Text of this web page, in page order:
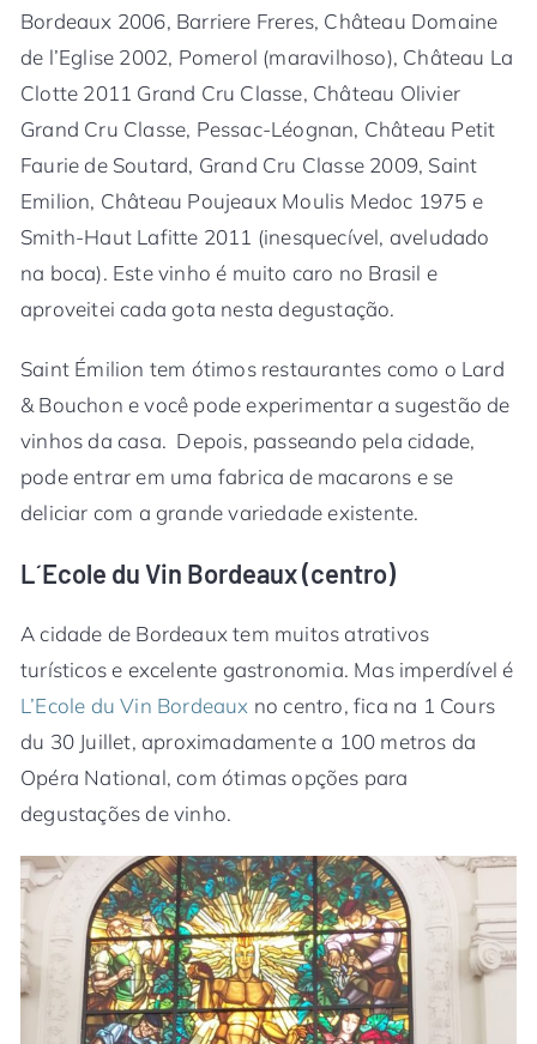
Bordeaux 2006, Barriere Freres, Château Domaine
de l’Eglise 2002, Pomerol (maravilhoso), Château La
Clotte 2011 Grand Cru Classe, Château Olivier
Grand Cru Classe, Pessac-Léognan, Château Petit
Faurie de Soutard, Grand Cru Classe 2009, Saint
Emilion, Château Poujeaux Moulis Medoc 1975 e
Smith-Haut Lafitte 2011 (inesquecível, aveludado
na boca). Este vinho é muito caro no Brasil e
aproveitei cada gota nesta degustação.
Saint Émilion tem ótimos restaurantes como o Lard
& Bouchon e você pode experimentar a sugestão de
vinhos da casa. Depois, passeando pela cidade,
pode entrar em uma fabrica de macarons e se
deliciar com a grande variedade existente.
L´Ecole du Vin Bordeaux (centro)
A cidade de Bordeaux tem muitos atrativos
turísticos e excelente gastronomia. Mas imperdível é
L’Ecole du Vin Bordeaux no centro, fica na 1 Cours
du 30 Juillet, aproximadamente a 100 metros da
Opéra National, com ótimas opções para
degustações de vinho.